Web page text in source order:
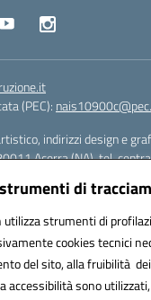
di
strumenti di
cookies tecnici
del sito, alla fruibilità
accessibilità sono
(PEC):
indirizzi design e
Acerra (NA), tel.
Acerra (NA), tel/fax:
musicale:
(NA), tel: 08119660921
| PEC:
| Codice Univoco